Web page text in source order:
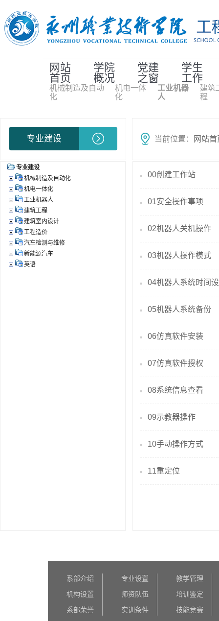
网站
首页
学院
概况
党建
之窗
学生
工作
机械制造及自动
化
机电一体
化
工业机器
人
建筑
程
专业建设 当前位置： 网站首
专业建设
机械制造及自动化
机电一体化
工业机器人
建筑工程
建筑室内设计
工程造价
汽车检测与维修
新能源汽车
英语
00创建工作站
01安全操作事项
02机器人关机操作
03机器人操作模式
04机器人系统时间
05机器人系统备份
06仿真软件安装
07仿真软件授权
08系统信息查看
09示教器操作
10手动操作方式
11重定位
系部介绍
机构设置
系部荣誉
专业设置
师资队伍
实训条件
教学管理
培训鉴定
技能竞赛